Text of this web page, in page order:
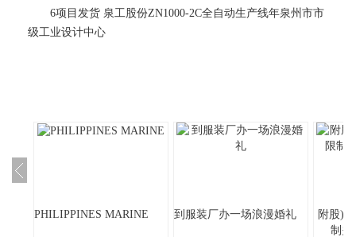
6项目发货 泉工股份ZN1000-2C全自动生产线年泉州市市
级工业设计中心
PHILIPPINES MARINE 到服装厂办一场浪漫婚礼
附股)
制关